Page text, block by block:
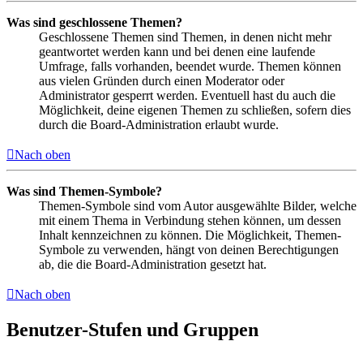
Was sind geschlossene Themen?
Geschlossene Themen sind Themen, in denen nicht mehr
geantwortet werden kann und bei denen eine laufende
Umfrage, falls vorhanden, beendet wurde. Themen können
aus vielen Gründen durch einen Moderator oder
Administrator gesperrt werden. Eventuell hast du auch die
Möglichkeit, deine eigenen Themen zu schließen, sofern dies
durch die Board-Administration erlaubt wurde.
Nach oben
Was sind Themen-Symbole?
Themen-Symbole sind vom Autor ausgewählte Bilder, welche
mit einem Thema in Verbindung stehen können, um dessen
Inhalt kennzeichnen zu können. Die Möglichkeit, Themen-
Symbole zu verwenden, hängt von deinen Berechtigungen
ab, die die Board-Administration gesetzt hat.
Nach oben
Benutzer-Stufen und Gruppen